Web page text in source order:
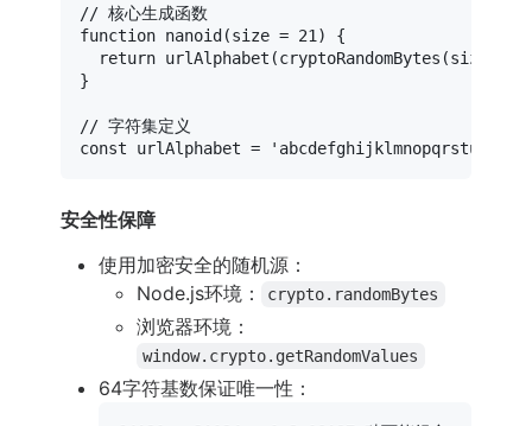
// 核心生成函数
function nanoid (size = 21 ) {
return urlAlphabet (cryptoRandomBytes (size *
}
// 字符集定义
const urlAlphabet =
安全性保障
使用加密安全的随机源：
Node.js环境：
crypto.randomBytes
浏览器环境：
window.crypto.getRandomValues
64字符基数保证唯一性：